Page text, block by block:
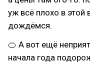
уж всё плохо в
дождёмся.
🍊 А вот ещё
начала года